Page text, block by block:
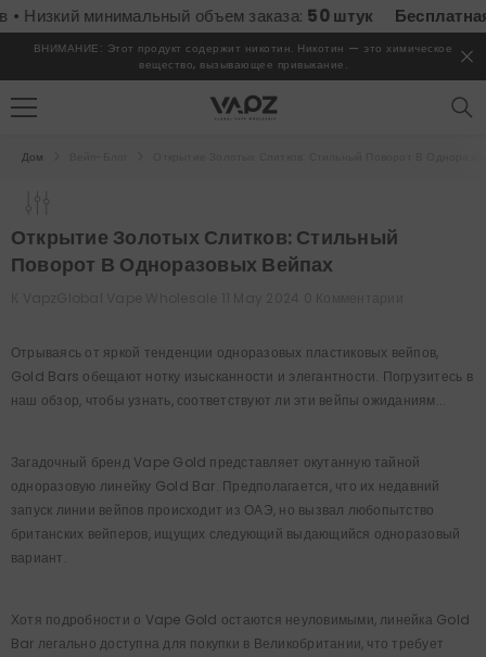
минимальный объем заказа:50 штук Бесплатная
ВНИМАНИЕ: Этот продукт содержит никотин. Никотин — это химическое
вещество, вызывающее привыкание.
Дом
Открытие Золотых Слитков: Стильный
Поворот В Одноразовых Вейпах
Отрываясь от яркой тенденции одноразовых пластиковых вейпов,
Gold Bars обещают нотку изысканности и элегантности. Погрузитесь в
наш обзор, чтобы узнать, соответствуют ли эти вейпы ожиданиям...
Загадочный бренд Vape Gold представляет окутанную тайной
одноразовую линейку Gold Bar. Предполагается, что их недавний
запуск линии вейпов происходит из ОАЭ, но вызвал любопытство
британских вейперов, ищущих следующий выдающийся одноразовый
вариант.
Хотя подробности о Vape Gold остаются неуловимыми, линейка Gold
Bar легально доступна для покупки в Великобритании, что требует